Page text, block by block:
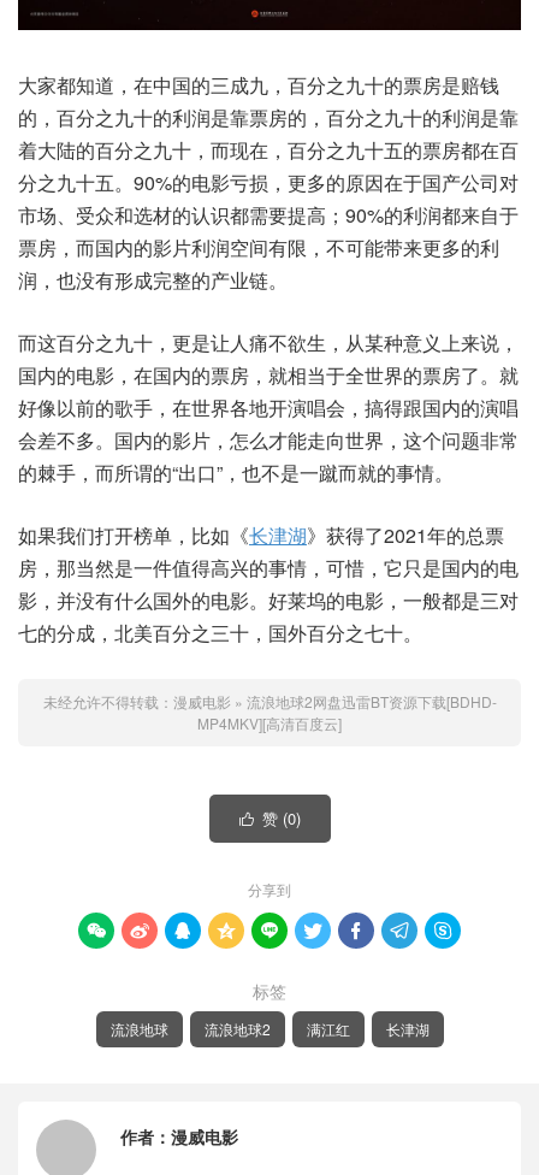
大家都知道，在中国的三成九，百分之九十的票房是赔钱
的，百分之九十的利润是靠票房的，百分之九十的利润是靠
着大陆的百分之九十，而现在，百分之九十五的票房都在百
分之九十五。90%的电影亏损，更多的原因在于国产公司对
市场、受众和选材的认识都需要提高；90%的利润都来自于
票房，而国内的影片利润空间有限，不可能带来更多的利
润，也没有形成完整的产业链。
而这百分之九十，更是让人痛不欲生，从某种意义上来说，
国内的电影，在国内的票房，就相当于全世界的票房了。就
好像以前的歌手，在世界各地开演唱会，搞得跟国内的演唱
会差不多。国内的影片，怎么才能走向世界，这个问题非常
的棘手，而所谓的“出口”，也不是一蹴而就的事情。
如果我们打开榜单，比如《长津湖》获得了2021年的总票
房，那当然是一件值得高兴的事情，可惜，它只是国内的电
影，并没有什么国外的电影。好莱坞的电影，一般都是三对
七的分成，北美百分之三十，国外百分之七十。
未经允许不得转载： 漫威电影 » 流浪地球2网盘迅雷BT资源下载[BDHD-
MP4MKV][高清百度云]
 赞 (0)
分享到
        
标签
流浪地球 流浪地球2 满江红 长津湖
作者： 漫威电影